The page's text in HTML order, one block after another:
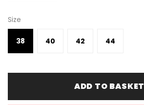
Size
38 40 42 44
ADD TO BASKET